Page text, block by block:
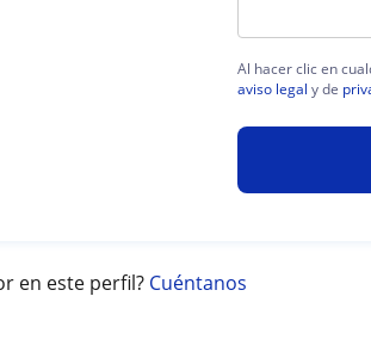
Al hacer clic en
aviso legal y de
en este perfil? Cuéntanos